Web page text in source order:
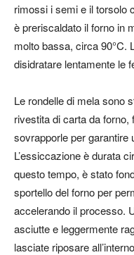
rimossi i semi e il torsolo
è preriscaldato il forno in
molto bassa, circa 90°C.
disidratare lentamente le
Le rondelle di mela sono
rivestita di carta da
sovrapporle per garantire
L’essiccazione è durata
questo tempo, è stato
sportello del forno per
accelerando il processo.
asciutte e leggermente
lasciate riposare